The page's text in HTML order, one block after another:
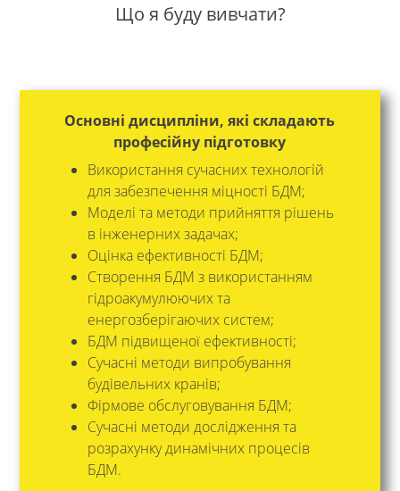
Що я буду вивчати?
Основні дисципліни, які складають
професійну підготовку
Використання сучасних технологій
для забезпечення міцності БДМ;
Моделі та методи прийняття рішень
в інженерних задачах;
Оцінка ефективності БДМ;
Створення БДМ з використанням
гідроакумулюючих та
енергозберігаючих систем;
БДМ підвищеної ефективності;
Сучасні методи випробування
будівельних кранів;
Фірмове обслуговування БДМ;
Сучасні методи дослідження та
розрахунку динамічних процесів
БДМ.